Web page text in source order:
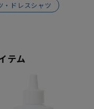
・ドレスシャツ
テム